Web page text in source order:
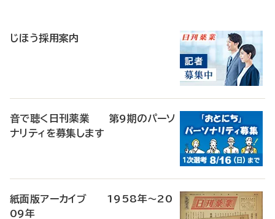
じほう採用案内
音で聴く日刊薬業 第9期のパーソ
ナリティを募集します
紙面版アーカイブ 1958年～20
09年